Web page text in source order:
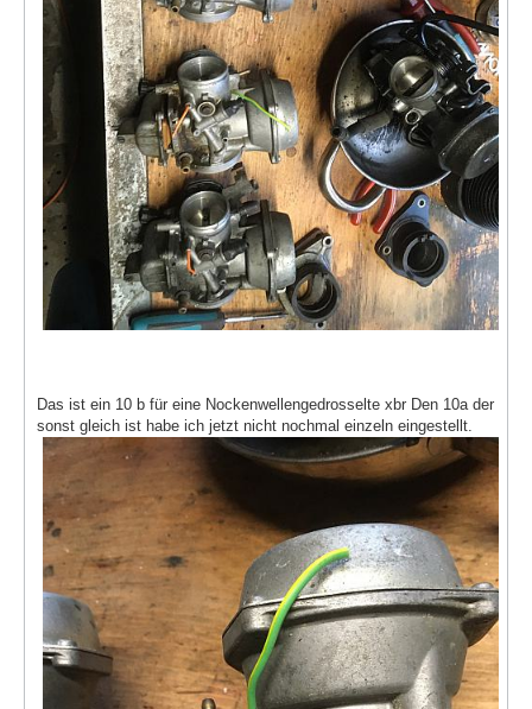
Das ist ein 10 b für eine Nockenwellengedrosselte xbr Den 10a der
sonst gleich ist habe ich jetzt nicht nochmal einzeln eingestellt.